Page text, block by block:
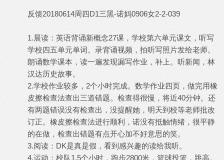
反馈20180614周四D1三黑-诺妈0906女2-2-039
1.晨读：英语背诵新概念27课，学校第六单元课文，听写
学校四五单元单词。录背诵视频，拍听写照片发给老师。
朗诵数学课本，读一遍发现漏写作业，补上。听新闻，林
汉达历史故事。
2.学校作业较多，2个小时完成。数学作业四页，做完用橡
皮擦检查法查出三道错题。检查得很慢，将近40分钟。还
有两题错误没有检查出，没提醒她，明天到校等老师批改
订正。橡皮擦检查法进行顺利，诺没有抵触情绪，很平静
的在做，检查出错题有点开心加不好意思的笑。
3.阅读：DK是真是假，看到感兴趣的读给我听。
4.运动：校队1.5个小时，跑步2800米，篮球投篮，跳高。